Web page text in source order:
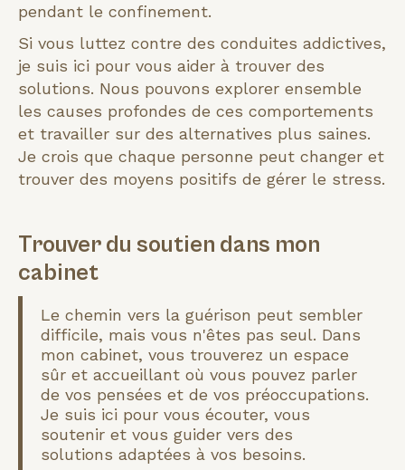
pendant le confinement.
Si vous luttez contre des conduites addictives,
je suis ici pour vous aider à trouver des
solutions. Nous pouvons explorer ensemble
les causes profondes de ces comportements
et travailler sur des alternatives plus saines.
Je crois que chaque personne peut changer et
trouver des moyens positifs de gérer le stress.
Trouver du soutien dans mon
cabinet
Le chemin vers la guérison peut sembler
difficile, mais vous n'êtes pas seul. Dans
mon cabinet, vous trouverez un espace
sûr et accueillant où vous pouvez parler
de vos pensées et de vos préoccupations.
Je suis ici pour vous écouter, vous
soutenir et vous guider vers des
solutions adaptées à vos besoins.